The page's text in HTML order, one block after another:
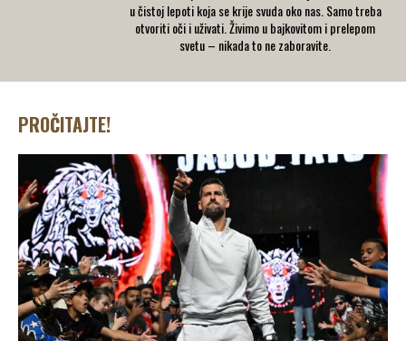
u čistoj lepoti koja se krije svuda oko nas. Samo treba
otvoriti oči i uživati. Živimo u bajkovitom i prelepom
svetu – nikada to ne zaboravite.
PROČITAJTE!